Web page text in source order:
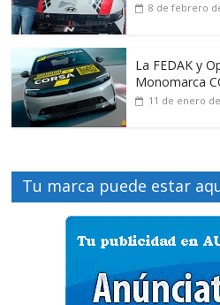
8 de febrero
La FEDAK y
Monomarca
11 de enero
Tu marca puede estar